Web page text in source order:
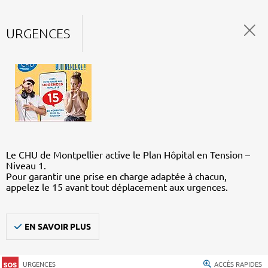
URGENCES
Le CHU de Montpellier active le Plan Hôpital en Tension –
Niveau 1.
Pour garantir une prise en charge adaptée à chacun,
appelez le 15 avant tout déplacement aux urgences.
EN SAVOIR PLUS
URGENCES ACCÈS RAPIDES